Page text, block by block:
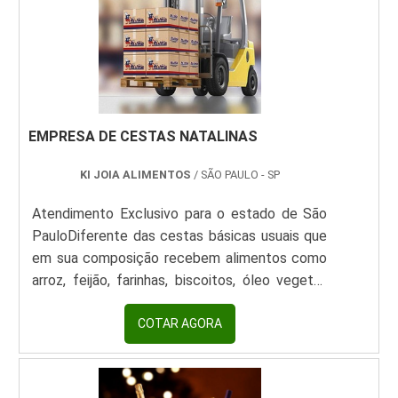
✅ Prontos para consumo ou aquecimento ✅
Certificações: ANVISA, MAPA e rastreabilidade
APLICAÇÕES: • Cafés da manhã • Lanchonetes
• Buffets • Vending machines
EMPRESA DE CESTAS NATALINAS
KI JOIA ALIMENTOS / SÃO PAULO - SP
Atendimento Exclusivo para o estado de São
PauloDiferente das cestas básicas usuais que
em sua composição recebem alimentos como
arroz, feijão, farinhas, biscoitos, óleo vegetal,
entre outros alimentos comuns na alimentação
diária da população, as cestas natalinas são
compostas por alimentos típicos da época
como panetones, nozes, guloseimas natalinas,
espumantes, frutas cristalizadas, sobremesas,
COTAR AGORA